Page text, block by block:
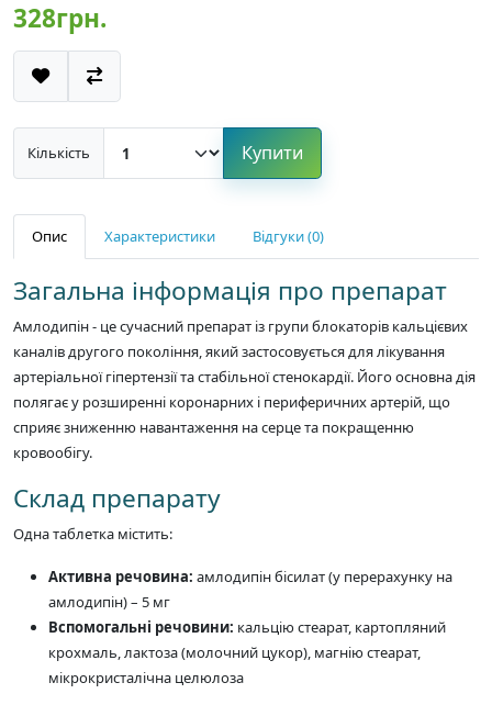
328грн.
Кількість Купити
Опис Характеристики Відгуки (0)
Загальна інформація про препарат
Амлодипін - це сучасний препарат із групи блокаторів кальцієвих
каналів другого покоління, який застосовується для лікування
артеріальної гіпертензії та стабільної стенокардії. Його основна дія
полягає у розширенні коронарних і периферичних артерій, що
сприяє зниженню навантаження на серце та покращенню
кровообігу.
Склад препарату
Одна таблетка містить:
Активна речовина: амлодипін бісилат (у перерахунку на
амлодипін) – 5 мг
Вспомогальні речовини: кальцію стеарат, картопляний
крохмаль, лактоза (молочний цукор), магнію стеарат,
мікрокристалічна целюлоза